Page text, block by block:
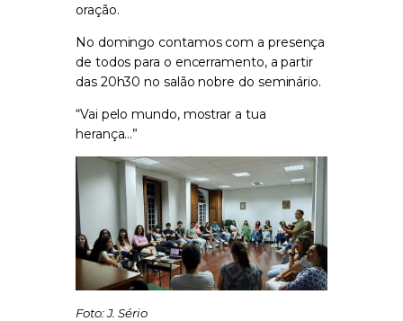
oração.
No domingo contamos com a presença
de todos para o encerramento, a partir
das 20h30 no salão nobre do seminário.
“Vai pelo mundo, mostrar a tua
herança…”
Foto: J. Sério